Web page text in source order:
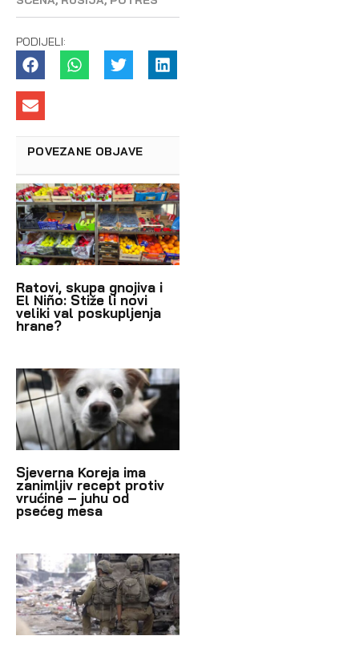
PODIJELI:
POVEZANE OBJAVE
Ratovi, skupa gnojiva i
El Niño: Stiže li novi
veliki val poskupljenja
hrane?
Sjeverna Koreja ima
zanimljiv recept protiv
vrućine – juhu od
psećeg mesa